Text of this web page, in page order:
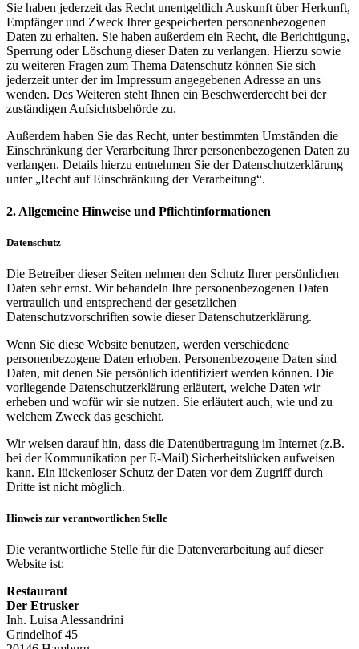
Sie haben jederzeit das Recht unentgeltlich Auskunft über Herkunft,
Empfänger und Zweck Ihrer gespeicherten personenbezogenen
Daten zu erhalten. Sie haben außerdem ein Recht, die Berichtigung,
Sperrung oder Löschung dieser Daten zu verlangen. Hierzu sowie
zu weiteren Fragen zum Thema Datenschutz können Sie sich
jederzeit unter der im Impressum angegebenen Adresse an uns
wenden. Des Weiteren steht Ihnen ein Beschwerderecht bei der
zuständigen Aufsichtsbehörde zu.
Außerdem haben Sie das Recht, unter bestimmten Umständen die
Einschränkung der Verarbeitung Ihrer personenbezogenen Daten zu
verlangen. Details hierzu entnehmen Sie der Datenschutzerklärung
unter „Recht auf Einschränkung der Verarbeitung“.
2. Allgemeine Hinweise und Pflichtinformationen
Datenschutz
Die Betreiber dieser Seiten nehmen den Schutz Ihrer persönlichen
Daten sehr ernst. Wir behandeln Ihre personenbezogenen Daten
vertraulich und entsprechend der gesetzlichen
Datenschutzvorschriften sowie dieser Datenschutzerklärung.
Wenn Sie diese Website benutzen, werden verschiedene
personenbezogene Daten erhoben. Personenbezogene Daten sind
Daten, mit denen Sie persönlich identifiziert werden können. Die
vorliegende Datenschutzerklärung erläutert, welche Daten wir
erheben und wofür wir sie nutzen. Sie erläutert auch, wie und zu
welchem Zweck das geschieht.
Wir weisen darauf hin, dass die Datenübertragung im Internet (z.B.
bei der Kommunikation per E-Mail) Sicherheitslücken aufweisen
kann. Ein lückenloser Schutz der Daten vor dem Zugriff durch
Dritte ist nicht möglich.
Hinweis zur verantwortlichen Stelle
Die verantwortliche Stelle für die Datenverarbeitung auf dieser
Website ist:
Restaurant
Der Etrusker
Inh. Luisa Alessandrini
Grindelhof 45